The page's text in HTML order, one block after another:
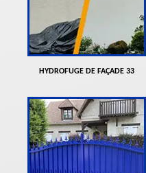
HYDROFUGE DE FAÇADE 33